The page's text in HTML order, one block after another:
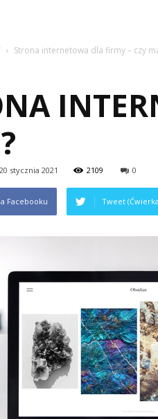
Strona internetowa dla firmy – czy
20 stycznia 2021 2109 0
Facebooku Tweet